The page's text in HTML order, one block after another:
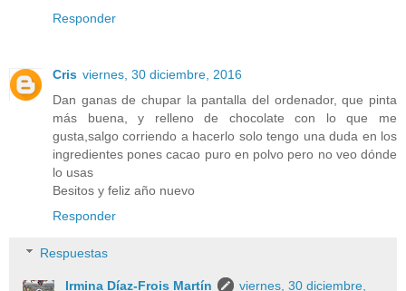
Responder
Cris viernes, 30 diciembre, 2016
Dan ganas de chupar la pantalla del ordenador, que pinta
más buena, y relleno de chocolate con lo que me
gusta,salgo corriendo a hacerlo solo tengo una duda en los
ingredientes pones cacao puro en polvo pero no veo dónde
lo usas
Besitos y feliz año nuevo
Responder
Respuestas
Irmina Díaz-Frois Martín
viernes, 30 diciembre,